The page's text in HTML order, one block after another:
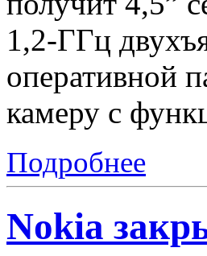
1,2-ГГц
оперативной
камеру с
Подробнее
Nokia